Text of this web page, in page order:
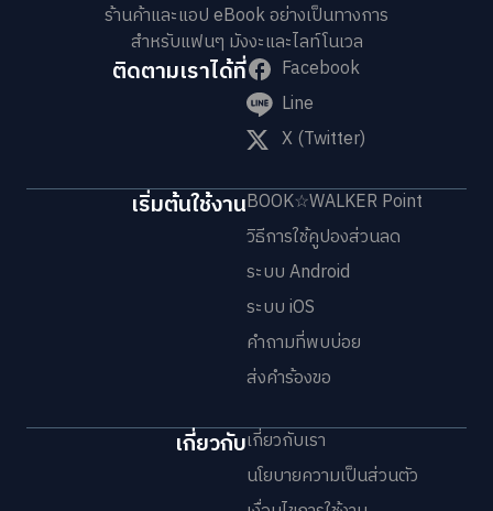
ร้านค้าและแอป eBook อย่างเป็นทางการ
สำหรับแฟนๆ มังงะและไลท์โนเวล
ติดตามเราได้ที่
Facebook
Line
X (Twitter)
เริ่มต้นใช้งานBOOK☆WALKER Point
วิธีการใช้คูปองส่วนลด
ระบบ Android
ระบบ iOS
คำถามที่พบบ่อย
ส่งคำร้องขอ
เกี่ยวกับเกี่ยวกับเรา
นโยบายความเป็นส่วนตัว